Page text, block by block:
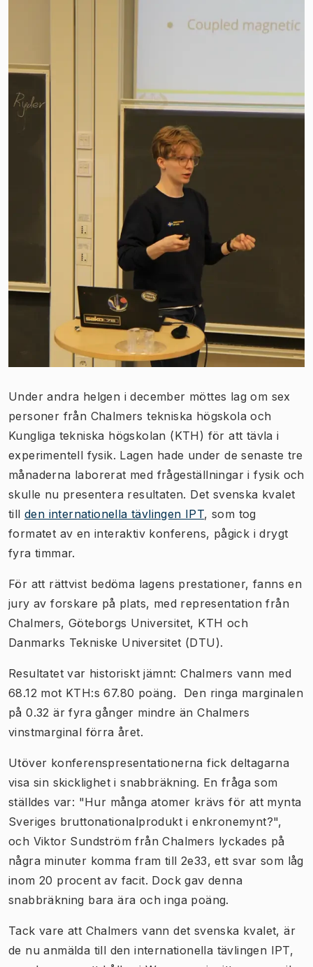
Under andra helgen i december möttes lag om sex
personer från Chalmers tekniska högskola och
Kungliga tekniska högskolan (KTH) för att tävla i
experimentell fysik. Lagen hade under de senaste tre
månaderna laborerat med frågeställningar i fysik och
skulle nu presentera resultaten. Det svenska kvalet
till den internationella tävlingen IPT, som tog
formatet av en interaktiv konferens, pågick i drygt
fyra timmar.
För att rättvist bedöma lagens prestationer, fanns en
jury av forskare på plats, med representation från
Chalmers, Göteborgs Universitet, KTH och
Danmarks Tekniske Universitet (DTU).
Resultatet var historiskt jämnt: Chalmers vann med
68.12 mot KTH:s 67.80 poäng. Den ringa marginalen
på 0.32 är fyra gånger mindre än Chalmers
vinstmarginal förra året.
Utöver konferenspresentationerna fick deltagarna
visa sin skicklighet i snabbräkning. En fråga som
ställdes var: "Hur många atomer krävs för att mynta
Sveriges bruttonationalprodukt i enkronemynt?",
och Viktor Sundström från Chalmers lyckades på
några minuter komma fram till 2e33, ett svar som låg
inom 20 procent av facit. Dock gav denna
snabbräkning bara ära och inga poäng.
Tack vare att Chalmers vann det svenska kvalet, är
de nu anmälda till den internationella tävlingen IPT,